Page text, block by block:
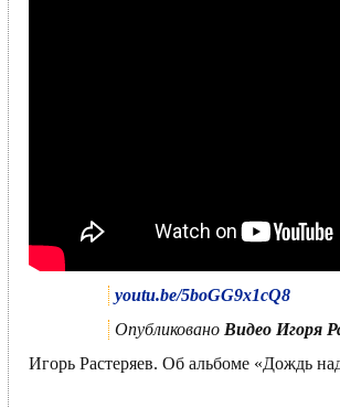
youtu.be/5boGG9x1cQ8
Опубликовано Видео Игоря
Игорь Растеряев. Об альбоме «Дождь